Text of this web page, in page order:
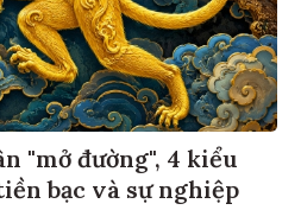
"mở đường", 4 kiểu
bạc và sự nghiệp